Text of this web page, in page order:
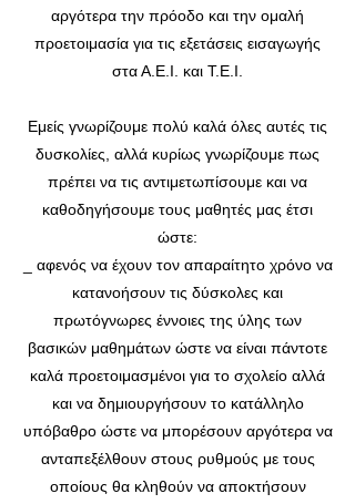
αργότερα την πρόοδο και την ομαλή
προετοιμασία για τις εξετάσεις εισαγωγής
στα Α.Ε.Ι. και Τ.Ε.Ι.
Εμείς γνωρίζουμε πολύ καλά όλες αυτές τις
δυσκολίες, αλλά κυρίως γνωρίζουμε πως
πρέπει να τις αντιμετωπίσουμε και να
καθοδηγήσουμε τους μαθητές μας έτσι
ώστε:
_ αφενός να έχουν τον απαραίτητο χρόνο να
κατανοήσουν τις δύσκολες και
πρωτόγνωρες έννοιες της ύλης των
βασικών μαθημάτων ώστε να είναι πάντοτε
καλά προετοιμασμένοι για το σχολείο αλλά
και να δημιουργήσουν το κατάλληλο
υπόβαθρο ώστε να μπορέσουν αργότερα να
ανταπεξέλθουν στους ρυθμούς με τους
οποίους θα κληθούν να αποκτήσουν